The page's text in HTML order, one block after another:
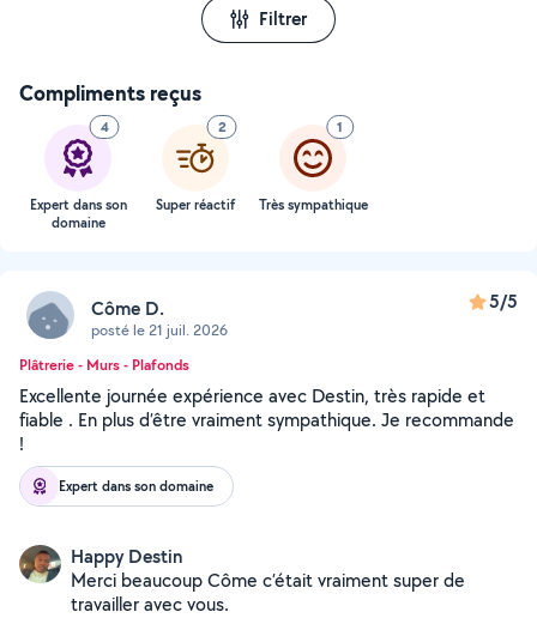
Filtrer
Compliments reçus
4
Expert dans son
domaine
2
Super réactif
1
Très sympathique
Côme D.
posté le 21 juil. 2026
5/5
Plâtrerie - Murs - Plafonds
Excellente journée expérience avec Destin, très rapide et
fiable . En plus d’être vraiment sympathique. Je recommande
!
Expert dans son domaine
Happy Destin
Merci beaucoup Côme c’était vraiment super de
travailler avec vous.